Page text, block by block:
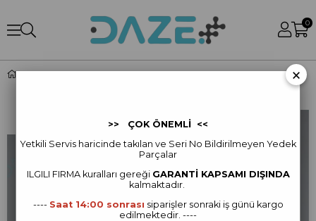
0
D12000i - Crankcase Cover (RATO) ×
>> ÇOK ÖNEMLİ <<
Yetkili Servis haricinde takılan ve Seri No Bildirilmeyen Yedek
Parçalar
ILGILI FIRMA kuralları gereği GARANTİ KAPSAMI DIŞINDA
kalmaktadır.
---- Saat 14:00 sonrası siparişler sonraki iş günü kargo
edilmektedir. ----